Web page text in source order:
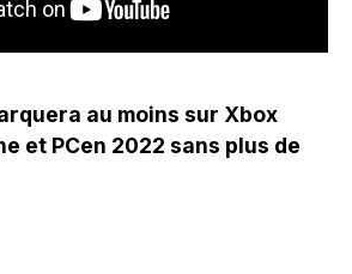
au moins sur Xbox
et PCen 2022 sans plus de